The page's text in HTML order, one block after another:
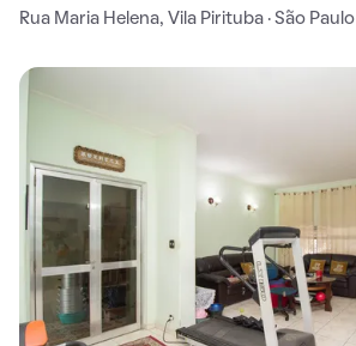
Rua Maria Helena, Vila Pirituba · São Paulo